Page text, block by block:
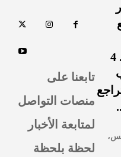
الـ50.. 4
تابعنا على
منصات التواصل
لمتابعة الأخبار
لحظة بلحظة